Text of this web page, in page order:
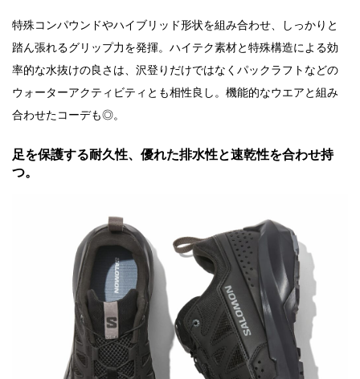
特殊コンパウンドやハイブリッド形状を組み合わせ、しっかりと
踏ん張れるグリップ力を発揮。ハイテク素材と特殊構造による効
率的な水抜けの良さは、沢登りだけではなくパックラフトなどの
ウォーターアクティビティとも相性良し。機能的なウエアと組み
合わせたコーデも◎。
足を保護する耐久性、優れた排水性と速乾性を合わせ持
つ。